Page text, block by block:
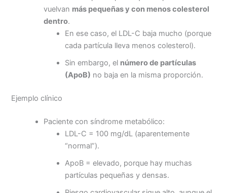
vuelvan más pequeñas y con menos colesterol
dentro.
En ese caso, el LDL-C baja mucho (porque
cada partícula lleva menos colesterol).
Sin embargo, el número de partículas
(ApoB) no baja en la misma proporción.
Ejemplo clínico
Paciente con síndrome metabólico:
LDL-C = 100 mg/dL (aparentemente
“normal”).
ApoB = elevado, porque hay muchas
partículas pequeñas y densas.